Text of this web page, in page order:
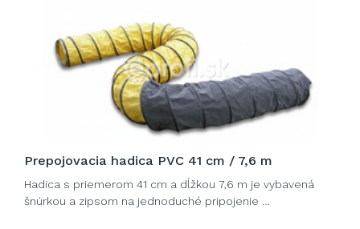
Prepojovacia hadica PVC 41 cm / 7,6 m
Hadica s priemerom 41 cm a dĺžkou 7,6 m je vybavená
šnúrkou a zipsom na jednoduché pripojenie …